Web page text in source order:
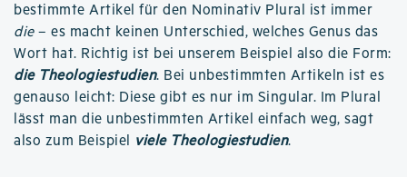
bestimmte Artikel für den Nominativ Plural ist immer
die– es macht keinen Unterschied, welches Genus das
Wort hat. Richtig ist bei unserem Beispiel also die Form:
die Theologiestudien. Bei unbestimmten Artikeln ist es
genauso leicht: Diese gibt es nur im Singular. Im Plural
lässt man die unbestimmten Artikel einfach weg, sagt
also zum Beispiel viele Theologiestudien.